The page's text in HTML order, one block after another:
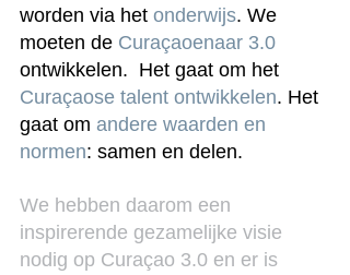
worden via het onderwijs. We
moeten de Curaçaoenaar 3.0
ontwikkelen.  Het gaat om het
Curaçaose talent ontwikkelen. Het
gaat om andere waarden en
normen: samen en delen.
We hebben daarom een
inspirerende gezamelijke visie
nodig op Curaçao 3.0 en er is